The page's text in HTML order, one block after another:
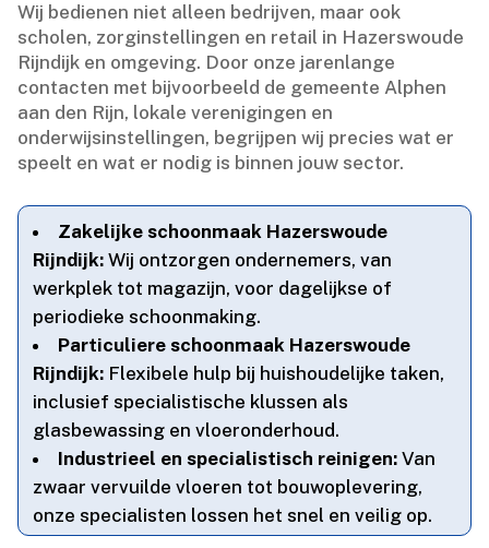
Wij bedienen niet alleen bedrijven, maar ook
scholen, zorginstellingen en retail in Hazerswoude
Rijndijk en omgeving.​ Door onze jarenlange
contacten met bijvoorbeeld de gemeente Alphen
aan den Rijn, lokale verenigingen en
onderwijsinstellingen, begrijpen wij precies wat er
speelt en wat er nodig is binnen jouw sector.​
Zakelijke schoonmaak Hazerswoude
Rijndijk: Wij ontzorgen ondernemers, van
werkplek tot magazijn, voor dagelijkse of
periodieke schoonmaking.​
Particuliere schoonmaak Hazerswoude
Rijndijk: Flexibele hulp bij huishoudelijke taken,
inclusief specialistische klussen als
glasbewassing en vloeronderhoud.​
Industrieel en specialistisch reinigen: Van
zwaar vervuilde vloeren tot bouwoplevering,
onze specialisten lossen het snel en veilig op.​